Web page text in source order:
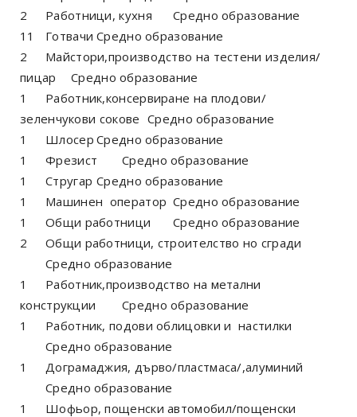
2
Работници, кухня
Средно образование
11
Готвачи Средно образование
2
Майстори,производство на тестени изделия/
пицар
Средно образование
1
Работник,консервиране на плодови/
зеленчукови сокове Средно образование
1
Шлосер Средно образование
1
Фрезист
Средно образование
1
Стругар Средно образование
1
Машинен оператор Средно образование
1
Общи работници
Средно образование
2
Общи работници, строителство но сгради
Средно образование
1
Работник,производство на метални
конструкции
Средно образование
1
Работник, подови облицовки и настилки
Средно образование
1
Дограмаджия, дърво/пластмаса/,алуминий
Средно образование
1
Шофьор, пощенски автомобил/пощенски